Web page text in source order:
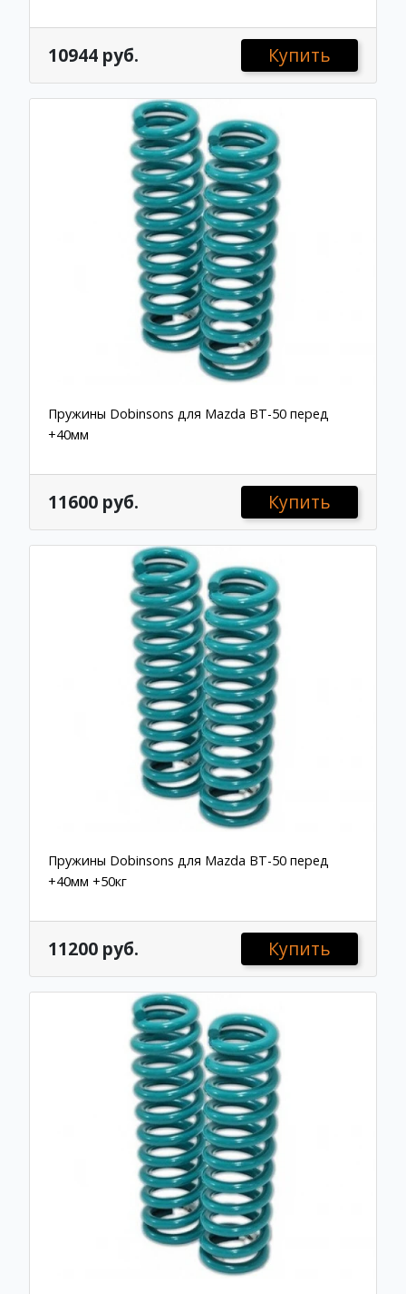
10944 руб. Купить
Пружины Dobinsons для Mazda BT-50 перед
+40мм
11600 руб. Купить
Пружины Dobinsons для Mazda BT-50 перед
+40мм +50кг
11200 руб. Купить